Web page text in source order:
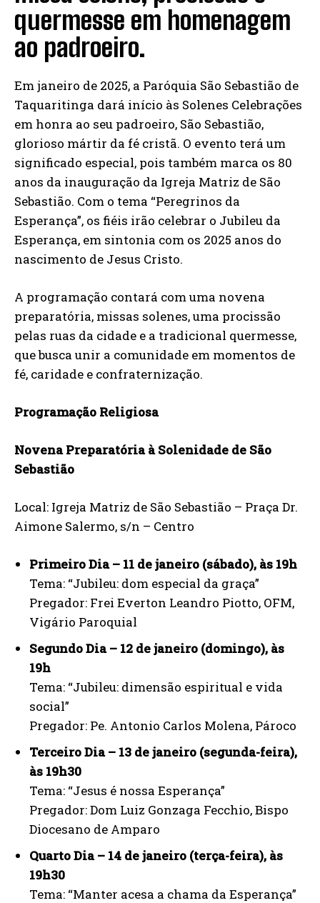
quermesse em homenagem
ao padroeiro.
Em janeiro de 2025, a Paróquia São Sebastião de
Taquaritinga dará início às Solenes Celebrações
em honra ao seu padroeiro, São Sebastião,
glorioso mártir da fé cristã. O evento terá um
significado especial, pois também marca os 80
anos da inauguração da Igreja Matriz de São
Sebastião. Com o tema “Peregrinos da
Esperança”, os fiéis irão celebrar o Jubileu da
Esperança, em sintonia com os 2025 anos do
nascimento de Jesus Cristo.
A programação contará com uma novena
preparatória, missas solenes, uma procissão
pelas ruas da cidade e a tradicional quermesse,
que busca unir a comunidade em momentos de
fé, caridade e confraternização.
Programação Religiosa
Novena Preparatória à Solenidade de São
Sebastião
Local: Igreja Matriz de São Sebastião – Praça Dr.
Aimone Salermo, s/n – Centro
Primeiro Dia – 11 de janeiro (sábado), às 19h
Tema: “Jubileu: dom especial da graça”
Pregador: Frei Everton Leandro Piotto, OFM,
Vigário Paroquial
Segundo Dia – 12 de janeiro (domingo), às
19h
Tema: “Jubileu: dimensão espiritual e vida
social”
Pregador: Pe. Antonio Carlos Molena, Pároco
Terceiro Dia – 13 de janeiro (segunda-feira),
às 19h30
Tema: “Jesus é nossa Esperança”
Pregador: Dom Luiz Gonzaga Fecchio, Bispo
Diocesano de Amparo
Quarto Dia – 14 de janeiro (terça-feira), às
19h30
Tema: “Manter acesa a chama da Esperança”